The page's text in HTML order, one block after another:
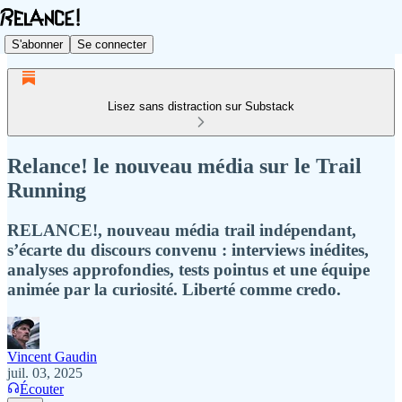
S'abonner Se connecter
Lisez sans distraction sur Substack
Relance! le nouveau média sur le Trail
Running
RELANCE!, nouveau média trail indépendant,
s’écarte du discours convenu : interviews inédites,
analyses approfondies, tests pointus et une équipe
animée par la curiosité. Liberté comme credo.
Vincent Gaudin
juil. 03, 2025
Écouter